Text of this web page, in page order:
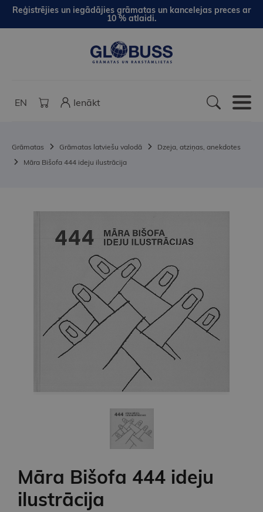
Reģistrējies un iegādājies grāmatas un kancelejas preces ar
10 % atlaidi.
EN Ienākt
Grāmatas Grāmatas latviešu valodā
Dzeja, atziņas, anekdotes
Māra Bišofa 444 ideju ilustrācija
Māra Bišofa 444 ideju
ilustrācija